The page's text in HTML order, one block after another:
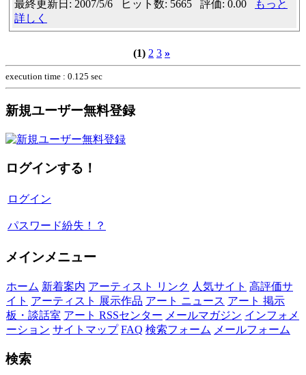
最終更新日: 2007/5/6 ヒット数: 5665 評価: 0.00
もっと
詳しく
(1) 2 3 »
execution time : 0.125 sec
新規ユーザー無料登録
ログインする！
ログイン
パスワード紛失！？
メインメニュー
ホーム 新着案内 アーティスト リンク 人気サイト 高評価サ
イト アーティスト 展示作品 アート ニュース アート 掲示
板・談話室 アート RSSセンター メールマガジン インフォメ
ーション サイトマップ FAQ 検索フォーム メールフォーム
検索